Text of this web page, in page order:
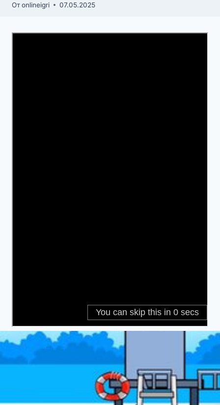
Отonlineigri 07.05.2025